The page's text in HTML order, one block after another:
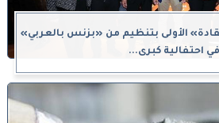
الأولى بتنظيم من «بزنس بالعربي»
في احتفالية كبرى...